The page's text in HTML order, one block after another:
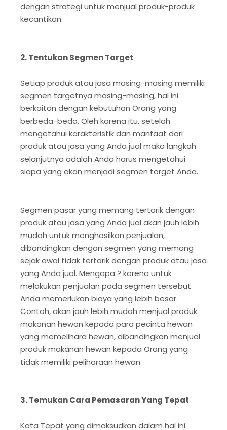
dengan strategi untuk menjual produk-produk
kecantikan.
2. Tentukan Segmen Target
Setiap produk atau jasa masing-masing memiliki
segmen targetnya masing-masing, hal ini
berkaitan dengan kebutuhan Orang yang
berbeda-beda. Oleh karena itu, setelah
mengetahui karakteristik dan manfaat dari
produk atau jasa yang Anda jual maka langkah
selanjutnya adalah Anda harus mengetahui
siapa yang akan menjadi segmen target Anda.
Segmen pasar yang memang tertarik dengan
produk atau jasa yang Anda jual akan jauh lebih
mudah untuk menghasilkan penjualan,
dibandingkan dengan segmen yang memang
sejak awal tidak tertarik dengan produk atau jasa
yang Anda jual. Mengapa ? karena untuk
melakukan penjualan pada segmen tersebut
Anda memerlukan biaya yang lebih besar.
Contoh, akan jauh lebih mudah menjual produk
makanan hewan kepada para pecinta hewan
yang memelihara hewan, dibandingkan menjual
produk makanan hewan kepada Orang yang
tidak memiliki peliharaan hewan.
3. Temukan Cara Pemasaran Yang Tepat
Kata Tepat yang dimaksudkan dalam hal ini